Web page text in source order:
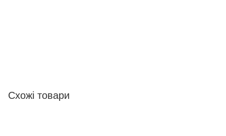
Схожі товари